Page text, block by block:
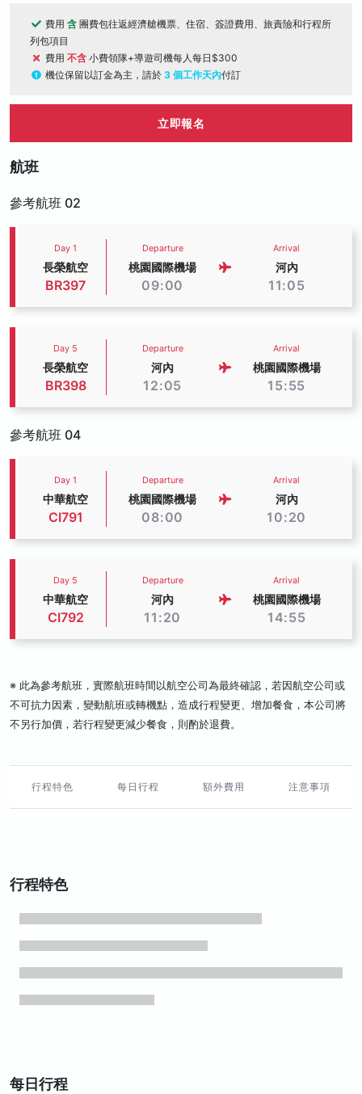
費用 含 團費包往返經濟艙機票、住宿、簽證費用、旅責險和行程所
列包項目
費用 不含 小費領隊+導遊司機每人每日$300
機位保留以訂金為主，請於 3 個工作天內付訂
立即報名
航班
參考航班 02
Day 1
長榮航空
BR397
Departure
桃園國際機場
09:00
Arrival
河內
11:05
Day 5
長榮航空
BR398
Departure
河內
12:05
Arrival
桃園國際機場
15:55
參考航班 04
Day 1
中華航空
CI791
Departure
桃園國際機場
08:00
Arrival
河內
10:20
Day 5
中華航空
CI792
Departure
河內
11:20
Arrival
桃園國際機場
14:55
※ 此為參考航班，實際航班時間以航空公司為最終確認，若因航空公司或
不可抗力因素，變動航班或轉機點，造成行程變更、增加餐食，本公司將
不另行加價，若行程變更減少餐食，則酌於退費。
行程特色 每日行程 額外費用 注意事項
行程特色
每日行程